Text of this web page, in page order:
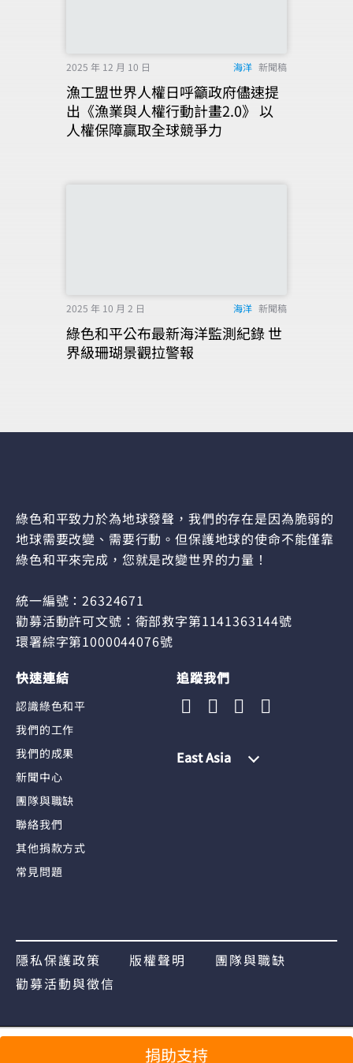
2025 年 12 月 10 日 海洋 新聞稿
漁工盟世界人權日呼籲政府儘速提
出《漁業與人權行動計畫2.0》 以
人權保障贏取全球競爭力
2025 年 10 月 2 日 海洋 新聞稿
綠色和平公布最新海洋監測紀錄 世
界級珊瑚景觀拉警報
綠色和平致力於為地球發聲，我們的存在是因為脆弱的
地球需要改變、需要行動。但保護地球的使命不能僅靠
綠色和平來完成，您就是改變世界的力量！
統一編號：26324671
勸募活動許可文號：衛部救字第1141363144號
環署綜字第1000044076號
快速連結
認識綠色和平
我們的工作
我們的成果
新聞中心
團隊與職缺
聯絡我們
其他捐款方式
常見問題
追蹤我們
East Asia
隱私保護政策 版權聲明
團隊與職缺
勸募活動與徵信
捐助支持